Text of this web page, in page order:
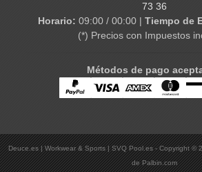
73 36
Horario: 09:00 / 00:00 | Tiempo de
(*) Precios con Impuestos
Métodos de pago
Deuce.es | Workwear & Sports | SVQ Pool.es - Copyright ©
de Palbin.com